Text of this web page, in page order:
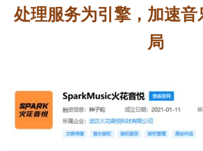
处理服务为引擎，加速音
局